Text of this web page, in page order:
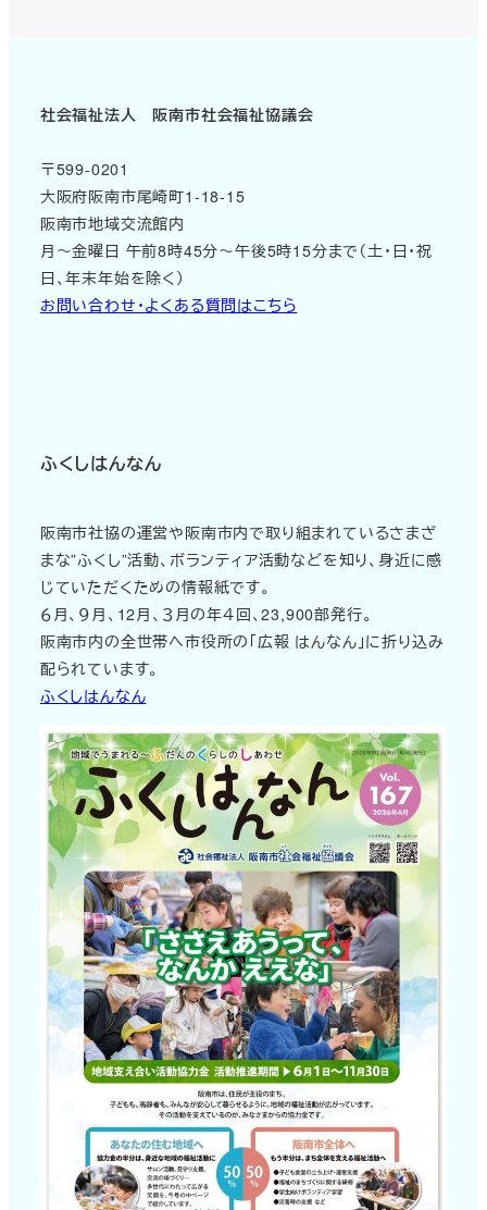
社会福祉法人 阪南市社会福祉協議会
〒599-0201
大阪府阪南市尾崎町1-18-15
阪南市地域交流館内
月～金曜日 午前8時45分～午後5時15分まで（土・日・祝
日、年末年始を除く）
お問い合わせ・よくある質問はこちら
ふくしはんなん
阪南市社協の運営や阪南市内で取り組まれているさまざ
まな”ふくし”活動、ボランティア活動などを知り、身近に感
じていただくための情報紙です。
６月、９月、12月、３月の年４回、23,900部発行。
阪南市内の全世帯へ市役所の「広報 はんなん」に折り込み
配られています。
ふくしはんなん